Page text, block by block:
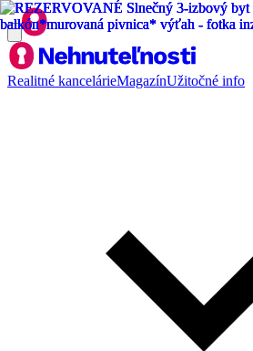
Realitné kancelárieMagazínUžitočné info